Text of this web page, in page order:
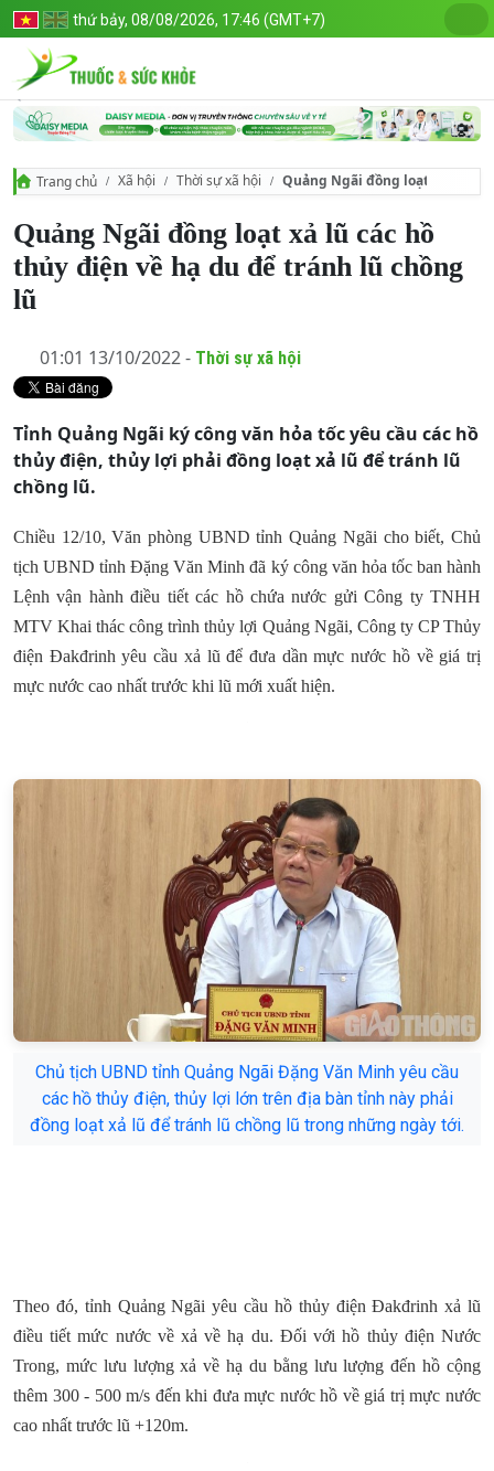
thứ bảy, 08/08/2026, 17:46 (GMT+7)
Trang chủ Xã hội Thời sự xã hội Quảng Ngãi đồng loạt xả lũ
Quảng Ngãi đồng loạt xả lũ các hồ
thủy điện về hạ du để tránh lũ chồng
lũ
01:01 13/10/2022 - Thời sự xã hội
Tỉnh Quảng Ngãi ký công văn hỏa tốc yêu cầu các hồ
thủy điện, thủy lợi phải đồng loạt xả lũ để tránh lũ
chồng lũ.
Chiều 12/10, Văn phòng UBND tỉnh Quảng Ngãi cho biết, Chủ
tịch UBND tỉnh Đặng Văn Minh đã ký công văn hỏa tốc ban hành
Lệnh vận hành điều tiết các hồ chứa nước gửi Công ty TNHH
MTV Khai thác công trình thủy lợi Quảng Ngãi, Công ty CP Thủy
điện Đakđrinh yêu cầu xả lũ để đưa dần mực nước hồ về giá trị
mực nước cao nhất trước khi lũ mới xuất hiện.
Chủ tịch UBND tỉnh Quảng Ngãi Đặng Văn Minh yêu cầu
các hồ thủy điện, thủy lợi lớn trên địa bàn tỉnh này phải
đồng loạt xả lũ để tránh lũ chồng lũ trong những ngày tới.
Theo đó, tỉnh Quảng Ngãi yêu cầu hồ thủy điện Đakđrinh xả lũ
điều tiết mức nước về xả về hạ du. Đối với hồ thủy điện Nước
Trong, mức lưu lượng xả về hạ du bằng lưu lượng đến hồ cộng
thêm 300 - 500 m/s đến khi đưa mực nước hồ về giá trị mực nước
cao nhất trước lũ +120m.